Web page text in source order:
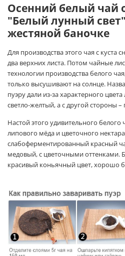
Осенний белый чай
"Белый лунный свет"
жестяной баночке
Для производства этого чая с куста
два верхних листа. Потом чайные
технологии производства белого
только высушивают на солнце.
пуэру дали из-за характерного
светло-желтый, а с другой стороны
Настой этого удивительного белого
липового мёда и цветочного
слабоферментированный красный
медовый, с цветочными оттенками.
красивый коньячный цвет, хорошо